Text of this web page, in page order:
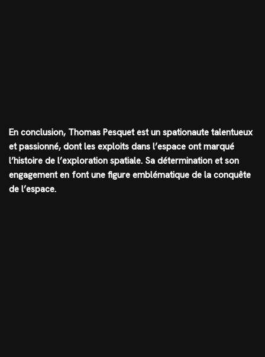
En conclusion, Thomas Pesquet est un spationaute talentueux
et passionné, dont les exploits dans l’espace ont marqué
l’histoire de l’exploration spatiale. Sa détermination et son
engagement en font une figure emblématique de la conquête
de l’espace.